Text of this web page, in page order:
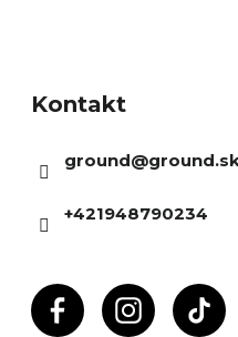
Kontakt
ground@
+421948790234